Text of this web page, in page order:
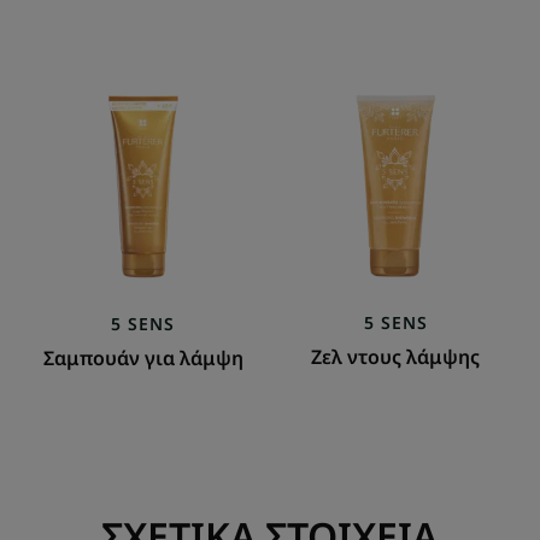
για
λάμψη
5 SENS
Σαμπουάν για λάμψη
ντους
λάμψης
5 SENS
Ζελ ντους λάμψης